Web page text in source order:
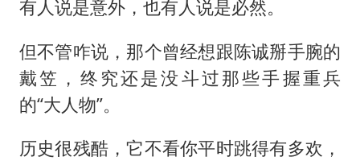
有人说是意外，也有人说是必然。
但不管咋说，那个曾经想跟陈诚掰手腕的
戴笠，终究还是没斗过那些手握重兵
的“大人物”。
历史很残酷，它不看你平时跳得有多欢，